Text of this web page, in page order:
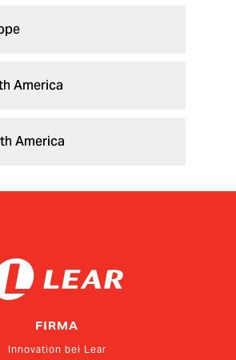
America
America
FIRMA
Innovation bei Lear